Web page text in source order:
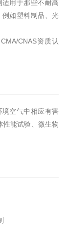
用于那些不耐高
如塑料制品、光
CNAS资质认
空气中相应有害
性能试验、微生物